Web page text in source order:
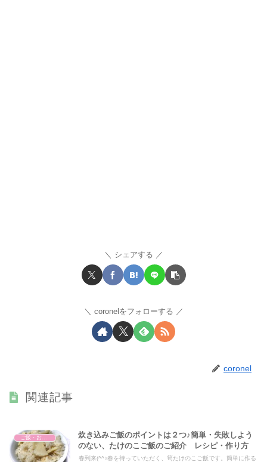
シェアする
coronelをフォローする
coronel
関連記事
炊き込みご飯のポイントは２つ♪簡単・失敗しよう
のない、たけのこご飯のご紹介 レシピ・作り方
春到来(^^♪春を待っていただく、筍たけのこご飯です。簡単に作る